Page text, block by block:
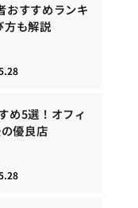
おすすめランキ
方も解説
め5選！オフィ
優良店